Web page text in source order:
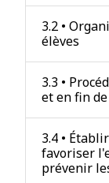
3.2 •
élèves
3.3 •
et en fin
3.4 •
favoriser
prévenir